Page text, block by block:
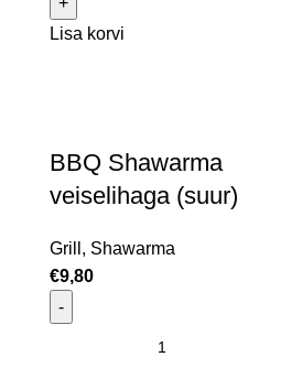
Lisa korvi
BBQ Shawarma
veiselihaga (suur)
Grill , Shawarma
€9,80
BBQ Shawarma veiselihaga